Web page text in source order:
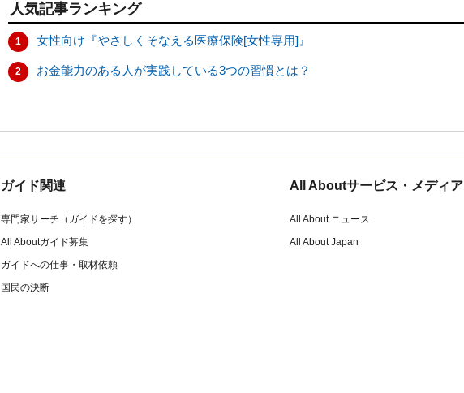
人気記事ランキング
1 女性向け『やさしくそなえる医療保険[女性専用]』
2 お金能力のある人が実践している3つの習慣とは？
ガイド関連
専門家サーチ（ガイドを探す）
All Aboutガイド募集
ガイドへの仕事・取材依頼
国民の決断
All Aboutサービス・メディア
All About ニュース
All About Japan